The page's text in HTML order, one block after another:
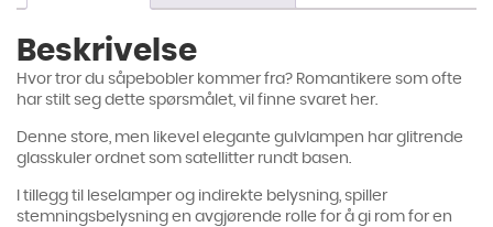
Beskrivelse
Hvor tror du såpebobler kommer fra? Romantikere som ofte
har stilt seg dette spørsmålet, vil finne svaret her.
Denne store, men likevel elegante gulvlampen har glitrende
glasskuler ordnet som satellitter rundt basen.
I tillegg til leselamper og indirekte belysning, spiller
stemningsbelysning en avgjørende rolle for å gi rom for en